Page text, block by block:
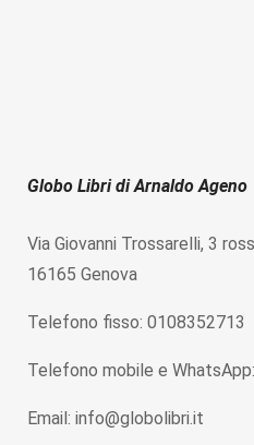
Globo Libri di Arnaldo Ageno
Via Giovanni Trossarelli, 3
16165 Genova
Telefono fisso: 0108352713
Telefono mobile e
Email: info@globolibri.it